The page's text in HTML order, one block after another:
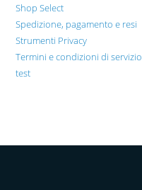
Shop Select
Spedizione, pagamento e resi
Strumenti Privacy
Termini e condizioni di servizio
test